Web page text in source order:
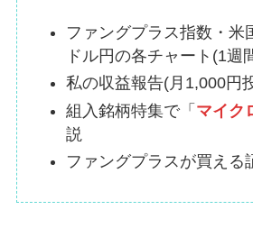
ファングプラス指数・米
ドル円の各チャート(1週
私の収益報告(月1,000円
組入銘柄特集で「 マイク
説
ファングプラスが買える